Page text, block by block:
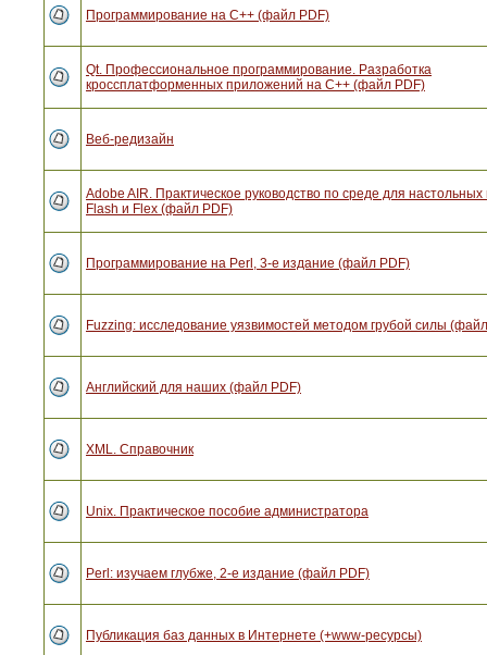
Программирование на C++ (файл PDF)
Qt. Профессиональное программирование. Разработка
кроссплатформенных приложений на С++ (файл PDF)
Веб-редизайн
Adobe AIR. Практическое руководство по среде для
Flash и Flex (файл PDF)
Программирование на Perl, 3-е издание (файл PDF)
Fuzzing: исследование уязвимостей методом грубой силы
Английский для наших (файл PDF)
XML. Справочник
Unix. Практическое пособие администратора
Perl: изучаем глубже, 2-е издание (файл PDF)
Публикация баз данных в Интернете (+www-ресурсы)